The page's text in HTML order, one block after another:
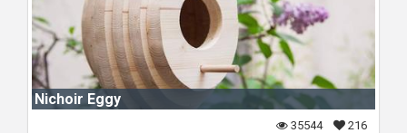
Nichoir Eggy
216
35544